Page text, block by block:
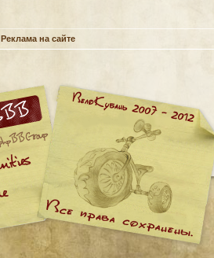
Реклама на сайте